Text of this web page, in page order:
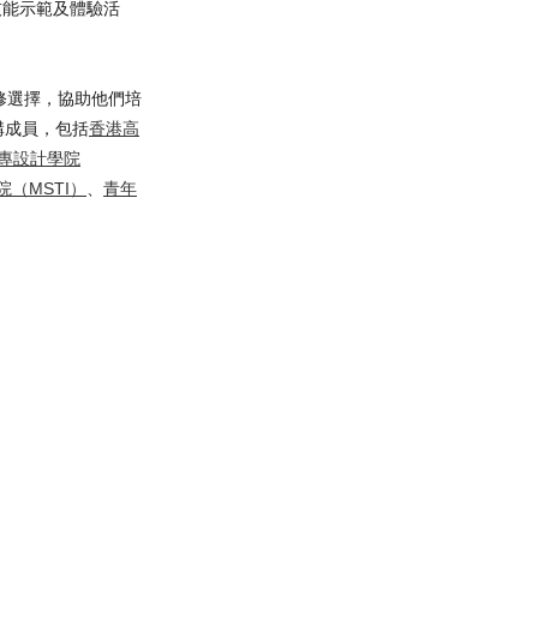
示範及體驗活
選擇，協助他們培
成員，包括香港高
設計學院
（MSTI）
青年